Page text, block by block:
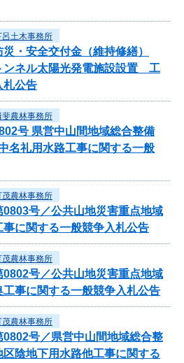
呂土木事務所
・安全交付金（維持修繕）
ンネル太陽光発電施設設置 工
札公告
斐農林事務所
号 県営中山間地域総合整備
名礼用水路工事に関する一般
茂農林事務所
0803号／公共山地災害重点地域
に関する一般競争入札公告
茂農林事務所
0802号／公共山地災害重点地域
事に関する一般競争入札公告
茂農林事務所
0802号／県営中山間地域総合整
陰地下用水路他工事に関する